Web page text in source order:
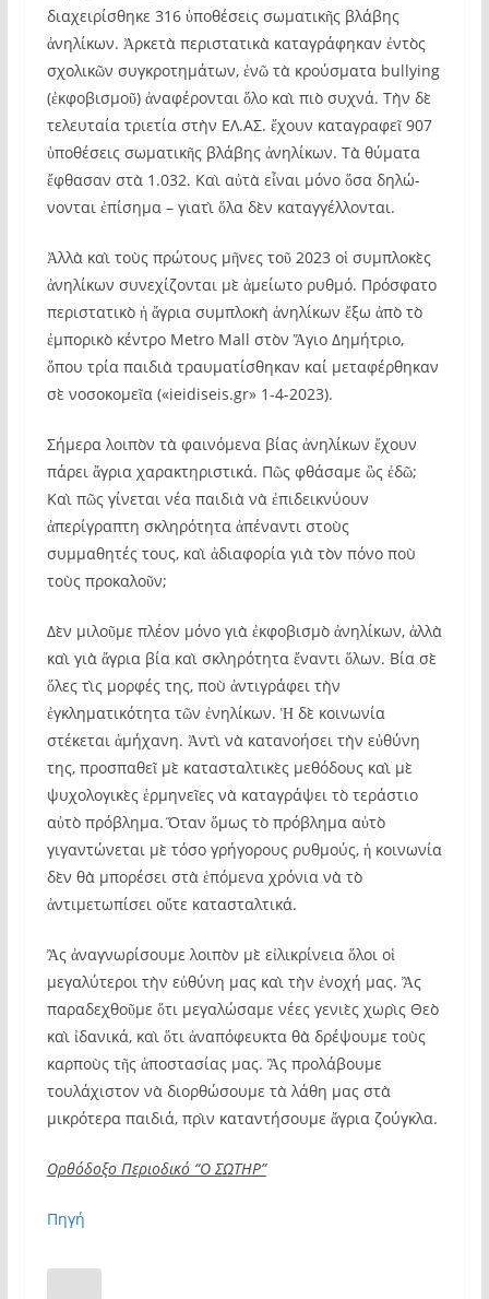
διαχειρίσθηκε 316 ὑποθέσεις σωματικῆς βλάβης
ἀνηλίκων. Ἀρ­κετὰ περιστατικὰ καταγράφηκαν ἐντὸς
σχολι­κῶν συγκροτημάτων, ἐνῶ τὰ κρούσματα bullying
(ἐκφοβισμοῦ) ἀναφέρονται ὅλο καὶ πιὸ συχνά. Τὴν δὲ
τελευταία τριετία στὴν ΕΛ.ΑΣ. ἔχουν καταγραφεῖ 907
ὑποθέσεις σωματικῆς βλάβης ἀνηλίκων. Τὰ θύματα
ἔφθασαν στὰ 1.032. Καὶ αὐτὰ εἶναι μόνο ὅσα δηλώ­
νονται ἐπίσημα – γιατὶ ὅλα δὲν καταγγέλλονται.
Ἀλλὰ καὶ τοὺς πρώτους μῆνες τοῦ 2023 οἱ συμπλοκὲς
ἀνηλίκων συνεχίζονται μὲ ἀμείωτο ρυθμό. Πρόσφατο
περιστατικὸ ἡ ἄγρια συμ­πλοκὴ ἀνηλίκων ἔξω ἀπὸ τὸ
ἐμπορικὸ κέντρο Metro Mall στὸν Ἅγιο Δημήτριο,
ὅπου τρία παιδιὰ τραυματίσθηκαν καί μεταφέρθηκαν
σὲ νοσοκομεῖα («ieidiseis.gr» 1-4-2023).
Σήμερα λοιπὸν τὰ φαινόμενα βίας ἀνηλίκων ἔχουν
πάρει ἄγρια χαρακτηριστικά. Πῶς φθάσαμε ὣς ἐδῶ;
Καὶ πῶς γίνεται νέα παιδιὰ νὰ ἐπιδεικνύουν
ἀπερίγραπτη σκληρότητα ἀ­πέναντι στοὺς
συμμαθητές τους, καὶ ἀδιαφορία γιὰ τὸν πόνο ποὺ
τοὺς προκαλοῦν;
Δὲν μιλοῦμε πλέον μόνο γιὰ ἐκφοβισμὸ ἀνηλίκων, ἀλλὰ
καὶ γιὰ ἄγρια βία καὶ σκληρότητα ἔναντι ὅλων. Βία σὲ
ὅλες τὶς μορφές της, ποὺ ἀντιγράφει τὴν
ἐγκληματικότητα τῶν ἐνηλίκων. Ἡ δὲ κοινωνία
στέκεται ἀμήχανη. Ἀντὶ νὰ κατανοήσει τὴν εὐθύνη
της, προσπαθεῖ μὲ κατασταλτικὲς μεθόδους καὶ μὲ
ψυχολογικὲς ἑρμηνεῖες νὰ καταγράψει τὸ τεράστιο
αὐτὸ πρόβλημα. Ὅταν ὅμως τὸ πρόβλημα αὐτὸ
γιγαντώνεται μὲ τόσο γρήγορους ρυθμούς, ἡ κοινωνία
δὲν θὰ μπορέσει στὰ ἑπόμενα χρόνια νὰ τὸ
ἀντιμετωπίσει οὔτε κατασταλτικά.
Ἂς ἀναγνωρίσουμε λοιπὸν μὲ εἰλικρίνεια ὅλοι οἱ
μεγαλύτεροι τὴν εὐθύνη μας καὶ τὴν ἐνοχή μας. Ἂς
παραδεχθοῦμε ὅτι μεγαλώσαμε νέες γενιὲς χωρὶς Θεὸ
καὶ ἰδανικά, καὶ ὅτι ἀναπόφευκτα θὰ δρέψουμε τοὺς
καρποὺς τῆς ἀποστασίας μας. Ἂς προλάβουμε
τουλάχιστον νὰ διορθώσουμε τὰ λάθη μας στὰ
μικρότερα παιδιά, πρὶν καταντήσουμε ἄγρια ζούγκλα.
Ορθόδοξο Περιοδικό “Ο ΣΩΤΗΡ”
Πηγή